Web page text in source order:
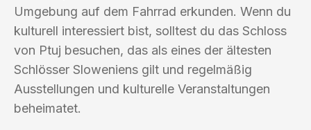
Umgebung auf dem Fahrrad erkunden. Wenn du
kulturell interessiert bist, solltest du das Schloss
von Ptuj besuchen, das als eines der ältesten
Schlösser Sloweniens gilt und regelmäßig
Ausstellungen und kulturelle Veranstaltungen
beheimatet.